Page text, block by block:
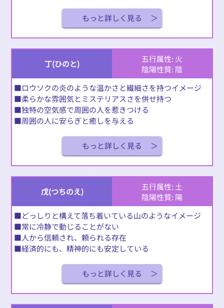
もっと詳しく見る
丁(ひのと)
五行属性: 火
陰陽性質: 陰
■ロウソクの炎のような温かさと繊細さを持つイメージ
■柔らかな雰囲気とミステリアスさを併せ持つ
■独特の空気感で周囲の人を惹きつける
■周囲の人に安らぎと癒しを与える
もっと詳しく見る
戊(つちのえ)
五行属性: 土
陰陽性質: 陽
■どっしりと構えて落ち着いている山のようなイメージ
■常に冷静で動じることがない
■人から信頼され、頼られる存在
■経済的にも、精神的にも安定している
もっと詳しく見る